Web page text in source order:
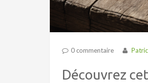
0 commentaire
Découvrez